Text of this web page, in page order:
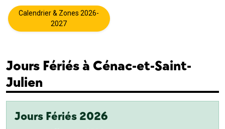
Calendrier & Zones 2026-
2027
Jours Fériés à Cénac-et-Saint-
Julien
Jours Fériés 2026